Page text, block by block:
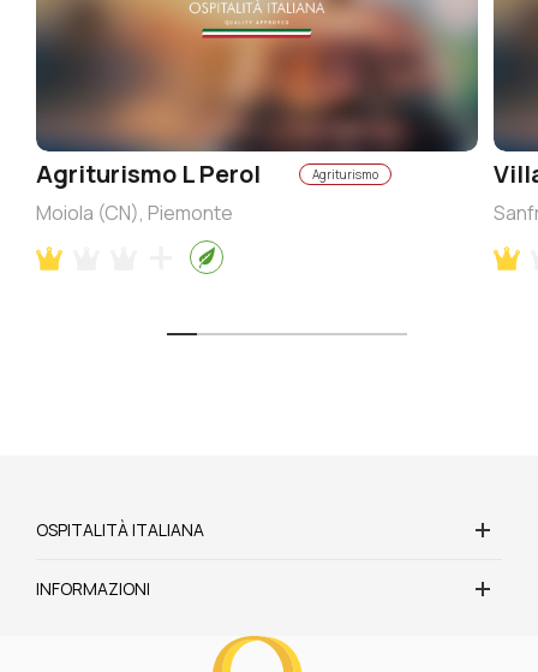
Agriturismo L Perol Agriturismo
Moiola (CN), Piemonte
OSPITALITÀ ITALIANA
INFORMAZIONI